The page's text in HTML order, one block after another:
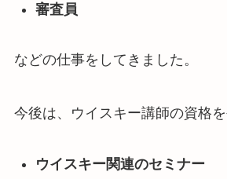
審査員
などの仕事をしてきました。
今後は、ウイスキー講師の資格
ウイスキー関連のセミナー